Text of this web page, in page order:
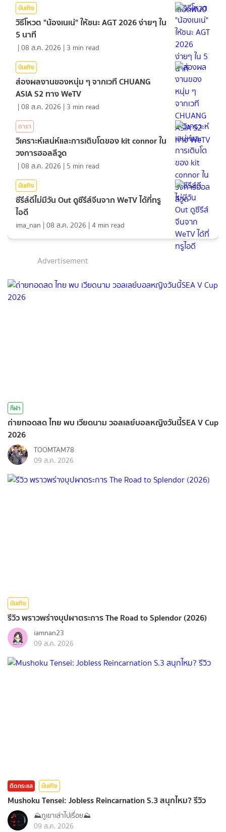
บันเทิง
วิธีโหวต "น้องเนเน่" ให้ชนะ AGT 2026 ง่ายๆ ใน
5 นาที
|08 ส.ค. 2026 | 3 min read
บันเทิง
ส่องผลงานของหนุ่ม ๆ จากเวที CHUANG
ASIA S2 ทาง WeTV
|08 ส.ค. 2026 | 3 min read
ดารา
วิเคราะห์เสน่ห์และการเติบโตของ kit connor ใน
วงการฮอลลีวูด
|08 ส.ค. 2026 | 5 min read
บันเทิง
ซีรีส์ดีไม่มีวัน Out ดูซีรีส์จีนจาก WeTV ได้ที่ทรู
ไอดี
ima_nan |08 ส.ค. 2026 |4 min read
Advertisement
กีฬา
ถ่ายทอดสด ไทย พบ เวียดนาม วอลเลย์บอลหญิงวันนี้SEA V Cup
2026
TOOMTAM78
09 ส.ค. 2026
บันเทิง
รีวิว พราวพร่างบุปผาตระการ The Road to Splendor (2026)
iamnan23
09 ส.ค. 2026
ติดกระแส บันเทิง
Mushoku Tensei: Jobless Reincarnation S.3 สนุกไหม? รีวิว
⛰️ภูเขาเล่าไปเรื่อย⛰️
09 ส.ค. 2026